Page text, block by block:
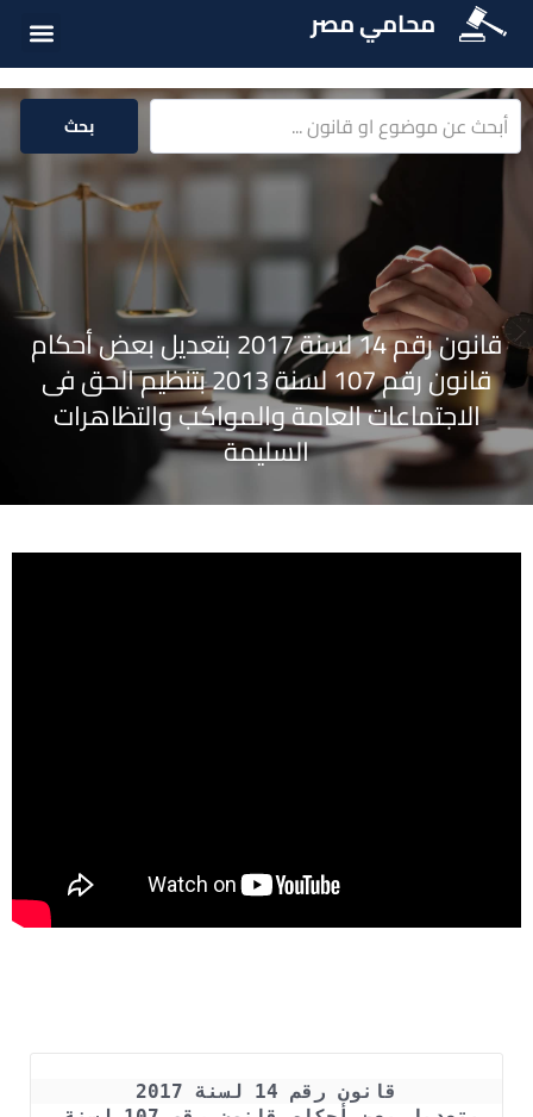
محامي مصر
بحث
قانون رقم 14 لسنة 2017 بتعديل بعض أحكام
قانون رقم 107 لسنة 2013 بتنظيم الحق فى
الاجتماعات العامة والمواكب والتظاهرات
السليمة
قانون رقم 14 لسنة 2017